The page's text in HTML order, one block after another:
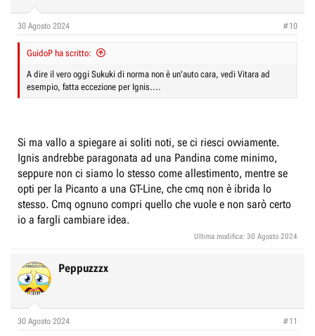
s
30 Agosto 2024 #10
GuidoP ha scritto:
A dire il vero oggi Sukuki di norma non è un'auto cara, vedi Vitara ad
esempio, fatta eccezione per Ignis....
Si ma vallo a spiegare ai soliti noti, se ci riesci ovviamente.
Ignis andrebbe paragonata ad una Pandina come minimo,
seppure non ci siamo lo stesso come allestimento, mentre se
opti per la Picanto a una GT-Line, che cmq non è ibrida lo
stesso. Cmq ognuno compri quello che vuole e non sarò certo
io a fargli cambiare idea.
Ultima modifica: 30 Agosto 2024
Peppuzzzx
30 Agosto 2024 #11